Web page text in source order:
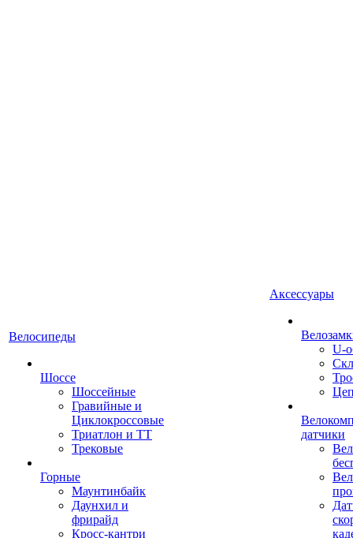
Велосипеды
Шоссе
Шоссейные
Гравийные и
Циклокроссовые
Триатлон и ТТ
Трековые
Горные
Маунтинбайк
Даунхил и
фрирайд
Кросс-кантри
Аксессуары
U-
датчики